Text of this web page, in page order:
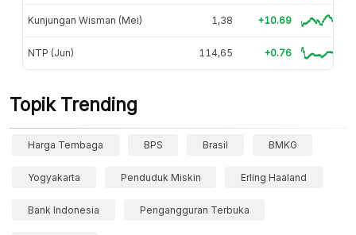
Kunjungan Wisman (Mei) 1,38 +10.69
NTP (Jun) 114,65 +0.76
Topik Trending
Harga Tembaga BPS Brasil BMKG
Yogyakarta Penduduk Miskin Erling Haaland
Bank Indonesia Pengangguran Terbuka